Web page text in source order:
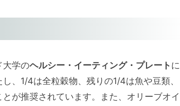
大学のヘルシー・イーティング・プレートに
、1/4は全粒穀物、残りの1/4は魚や豆類、
が推奨されています。また、オリーブオイ